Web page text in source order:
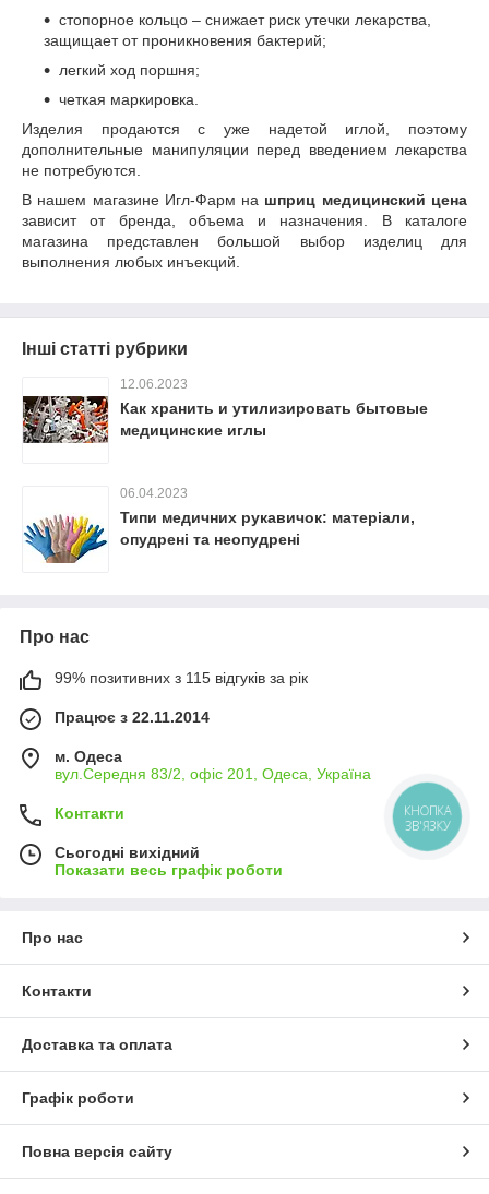
стопорное кольцо – снижает риск утечки лекарства,
защищает от проникновения бактерий;
легкий ход поршня;
четкая маркировка.
Изделия продаются с уже надетой иглой, поэтому
дополнительные манипуляции перед введением лекарства
не потребуются.
В нашем магазине Игл-Фарм на шприц медицинский цена
зависит от бренда, объема и назначения. В каталоге
магазина представлен большой выбор изделиц для
выполнения любых инъекций.
Інші статті рубрики
12.06.2023
Как хранить и утилизировать бытовые
медицинские иглы
06.04.2023
Типи медичних рукавичок: матеріали,
опудрені та неопудрені
Про нас
99% позитивних з 115 відгуків за рік
Працює з 22.11.2014
м. Одеса
вул.Середня 83/2, офіс 201, Одеса, Україна
Контакти
Сьогодні вихідний
Показати весь графік роботи
Про нас
Контакти
Доставка та оплата
Графік роботи
Повна версія сайту
КНОПКА
ЗВ'ЯЗКУ